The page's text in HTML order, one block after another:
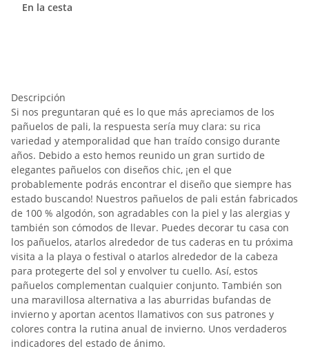
En la cesta
Descripción
Si nos preguntaran qué es lo que más apreciamos de los
pañuelos de pali, la respuesta sería muy clara: su rica
variedad y atemporalidad que han traído consigo durante
años. Debido a esto hemos reunido un gran surtido de
elegantes pañuelos con diseños chic, ¡en el que
probablemente podrás encontrar el diseño que siempre has
estado buscando! Nuestros pañuelos de pali están fabricados
de 100 % algodón, son agradables con la piel y las alergias y
también son cómodos de llevar. Puedes decorar tu casa con
los pañuelos, atarlos alrededor de tus caderas en tu próxima
visita a la playa o festival o atarlos alrededor de la cabeza
para protegerte del sol y envolver tu cuello. Así, estos
pañuelos complementan cualquier conjunto. También son
una maravillosa alternativa a las aburridas bufandas de
invierno y aportan acentos llamativos con sus patrones y
colores contra la rutina anual de invierno. Unos verdaderos
indicadores del estado de ánimo.